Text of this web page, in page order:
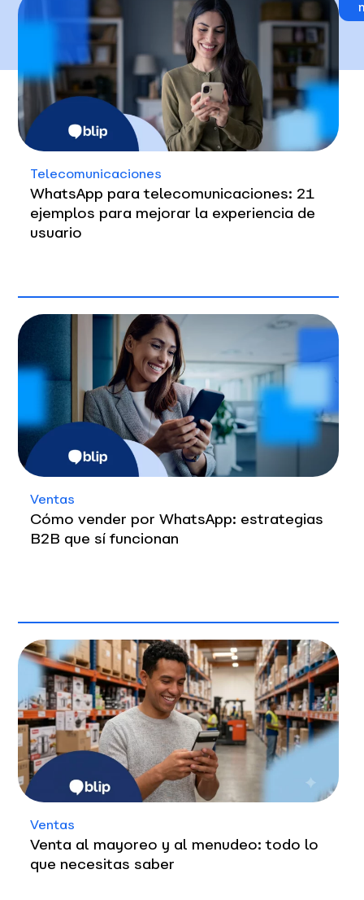
Telecomunicaciones
WhatsApp para telecomunicaciones: 21
ejemplos para mejorar la experiencia de
usuario
Ventas
Cómo vender por WhatsApp: estrategias
B2B que sí funcionan
Ventas
Venta al mayoreo y al menudeo: todo lo
que necesitas saber